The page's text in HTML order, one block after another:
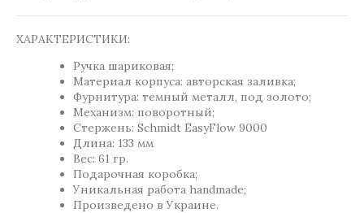
ХАРАКТЕРИСТИКИ:
Ручка шариковая;
Материал корпуса: авторская заливка;
Фурнитура: темный металл, под золото;
Механизм: поворотный;
Стержень: Schmidt EasyFlow 9000
Длина: 133 мм
Вес: 61 гр.
Подарочная коробка;
Уникальная работа handmade;
Произведено в Украине.